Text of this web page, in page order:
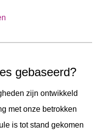
geëvalueerd hoe het
gebaseerd?
zijn ontwikkeld
met onze betrokken
is tot stand gekomen